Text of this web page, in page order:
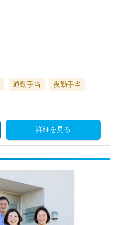
通勤手当
夜勤手当
詳細を見る